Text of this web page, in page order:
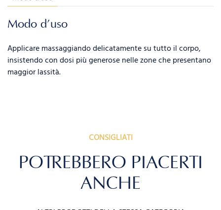
Modo d’uso
Applicare massaggiando delicatamente su tutto il corpo,
insistendo con dosi più generose nelle zone che presentano
maggior lassità.
CONSIGLIATI
POTREBBERO PIACERTI
ANCHE